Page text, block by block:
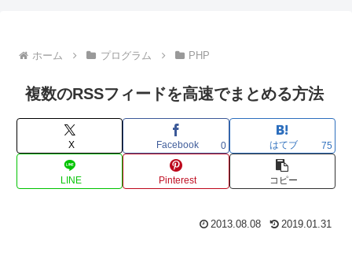
ホーム プログラム PHP
複数のRSSフィードを高速でまとめる方法
X Facebook 0 はてブ 75
LINE Pinterest コピー
2013.08.08 2019.01.31